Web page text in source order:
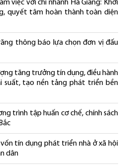
việc với chi nhánh Hà Giang: Khơi
quyết tâm hoàn thành toàn diện
thông báo lựa chọn đơn vị đấu
tăng trưởng tín dụng, điều hành
suất, tạo nền tảng phát triển bền
trình tập huấn cơ chế, chính sách
tín dụng phát triển nhà ở xã hội
dân